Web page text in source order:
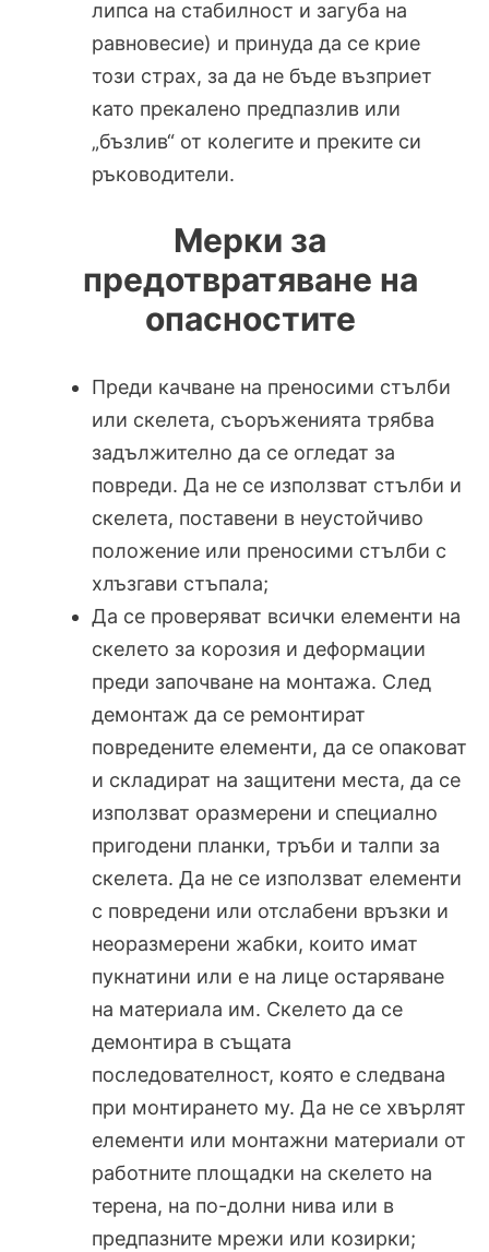
липса на стабилност и загуба на
равновесие) и принуда да се крие
този страх, за да не бъде възприет
като прекалено предпазлив или
„бъзлив“ от колегите и преките си
ръководители.
Мерки за
предотвратяване на
опасностите
Преди качване на преносими стълби
или скелета, съоръженията трябва
задължително да се огледат за
повреди. Да не се използват стълби и
скелета, поставени в неустойчиво
положение или преносими стълби с
хлъзгави стъпала;
Да се проверяват всички елементи на
скелето за корозия и деформации
преди започване на монтажа. След
демонтаж да се ремонтират
повредените елементи, да се опаковат
и складират на защитени места, да се
използват оразмерени и специално
пригодени планки, тръби и талпи за
скелета. Да не се използват елементи
с повредени или отслабени връзки и
неоразмерени жабки, които имат
пукнатини или е на лице остаряване
на материала им. Скелето да се
демонтира в същата
последователност, която е следвана
при монтирането му. Да не се хвърлят
елементи или монтажни материали от
работните площадки на скелето на
терена, на по-долни нива или в
предпазни­те мрежи или козирки;